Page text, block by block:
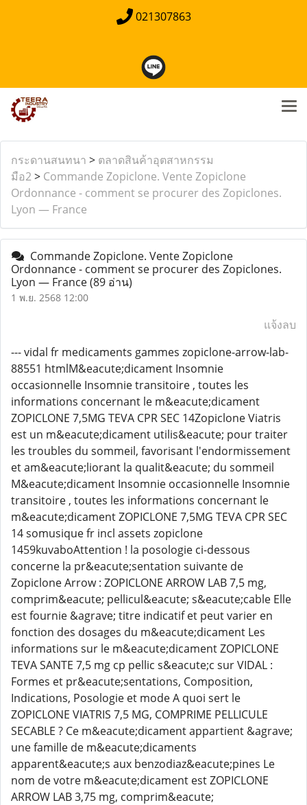
021307863
กระดานสนทนา > ตลาดสินค้าอุตสาหกรรม
มือ2> Commande Zopiclone. Vente Zopiclone
Ordonnance - comment se procurer des Zopiclones.
Lyon — France
Commande Zopiclone. Vente Zopiclone
Ordonnance - comment se procurer des Zopiclones.
Lyon — France(89 อ่าน)
1 พ.ย. 2568 12:00
แจ้งลบ
--- vidal fr medicaments gammes zopiclone-arrow-lab-
88551 htmlM&eacute;dicament Insomnie
occasionnelle Insomnie transitoire , toutes les
informations concernant le m&eacute;dicament
ZOPICLONE 7,5MG TEVA CPR SEC 14Zopiclone Viatris
est un m&eacute;dicament utilis&eacute; pour traiter
les troubles du sommeil, favorisant l'endormissement
et am&eacute;liorant la qualit&eacute; du sommeil
M&eacute;dicament Insomnie occasionnelle Insomnie
transitoire , toutes les informations concernant le
m&eacute;dicament ZOPICLONE 7,5MG TEVA CPR SEC
14 somusique fr incl assets zopiclone
1459kuvaboAttention ! la posologie ci-dessous
concerne la pr&eacute;sentation suivante de
Zopiclone Arrow : ZOPICLONE ARROW LAB 7,5 mg,
comprim&eacute; pellicul&eacute; s&eacute;cable Elle
est fournie &agrave; titre indicatif et peut varier en
fonction des dosages du m&eacute;dicament Les
informations sur le m&eacute;dicament ZOPICLONE
TEVA SANTE 7,5 mg cp pellic s&eacute;c sur VIDAL :
Formes et pr&eacute;sentations, Composition,
Indications, Posologie et mode A quoi sert le
ZOPICLONE VIATRIS 7,5 MG, COMPRIME PELLICULE
SECABLE ? Ce m&eacute;dicament appartient &agrave;
une famille de m&eacute;dicaments
apparent&eacute;s aux benzodiaz&eacute;pines Le
nom de votre m&eacute;dicament est ZOPICLONE
ARROW LAB 3,75 mg, comprim&eacute;